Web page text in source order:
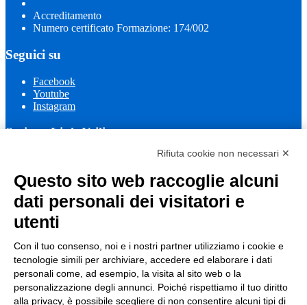
Accreditamento
Numero certificato Formazione: 174/002
Seguici su
Facebook
Youtube
Instagram
Sezione Link Utili
Informativa Privacy
Ufficio Relazioni con il Pubblico
Dichiarazione di accessibilità
Obiettivi di accessibilità
Gestione consensi cookie
Amministrazione trasparente
Pagina visualizzata
163148 volte
Rifiuta cookie non necessari ✕
Questo sito web raccoglie alcuni
dati personali dei visitatori e
utenti
Con il tuo consenso, noi e i nostri partner utilizziamo i cookie e
tecnologie simili per archiviare, accedere ed elaborare i dati
personali come, ad esempio, la visita al sito web o la
personalizzazione degli annunci. Poiché rispettiamo il tuo diritto
alla privacy, è possibile scegliere di non consentire alcuni tipi di